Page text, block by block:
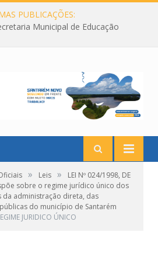
PUBLICAÇÕES:
Municipal de Educação
» Leis »
LEI Nº 024/1998, DE
sobre o regime jurídico único dos
da administração direta, das
do município de Santarém
JURIDICO ÚNICO